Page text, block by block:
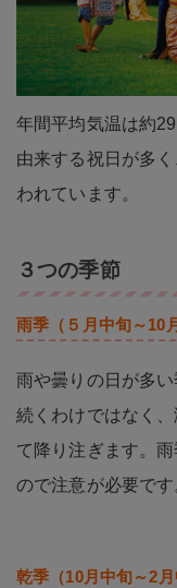
年間平均気温は約
由来する祝日が多
われています。
３つの季節
雨季（５月中旬～10
雨や曇りの日が多
続くわけではなく
て降り注ぎます。
ので注意が必要です
乾季（10月中旬～2月